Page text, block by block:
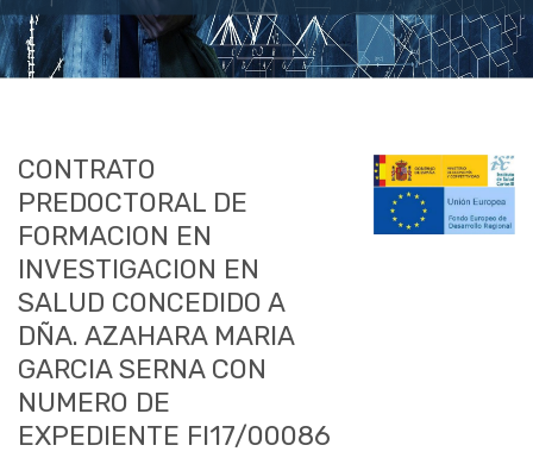
RRHH
ACCESO PERSONAL
CONTRATO
PREDOCTORAL DE
FORMACION EN
INVESTIGACION EN
SALUD CONCEDIDO A
DÑA. AZAHARA MARIA
GARCIA SERNA CON
NUMERO DE
EXPEDIENTE FI17/00086